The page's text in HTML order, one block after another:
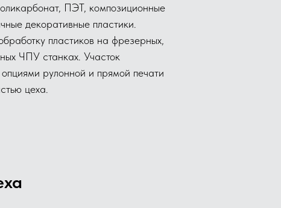
ПЭТ, композиционные
декоративные пластики.
пластиков на фрезерных,
ЧПУ станках. Участок
рулонной и прямой печати
цеха.